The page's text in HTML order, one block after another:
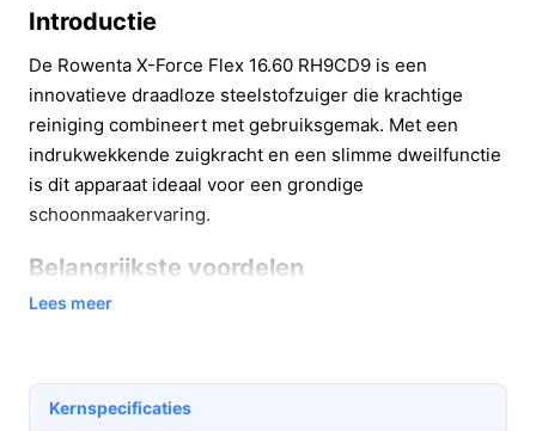
Introductie
De Rowenta X-Force Flex 16.60 RH9CD9 is een
innovatieve draadloze steelstofzuiger die krachtige
reiniging combineert met gebruiksgemak. Met een
indrukwekkende zuigkracht en een slimme dweilfunctie
is dit apparaat ideaal voor een grondige
schoonmaakervaring.
Belangrijkste voordelen
Deze stofzuiger biedt een reeks voordelen die het
Tot 315 Airwatt zuigkracht voor krachtige reiniging
Lees meer
Kernspecificaties